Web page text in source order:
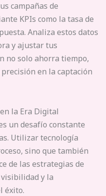
campañas de
KPIs como la tasa de
Analiza estos datos
y ajustar tus
no solo ahorra tiempo,
en la captación
la Era Digital
un desafío constante
Utilizar tecnología
sino que también
de las estrategias de
y la
éxito.